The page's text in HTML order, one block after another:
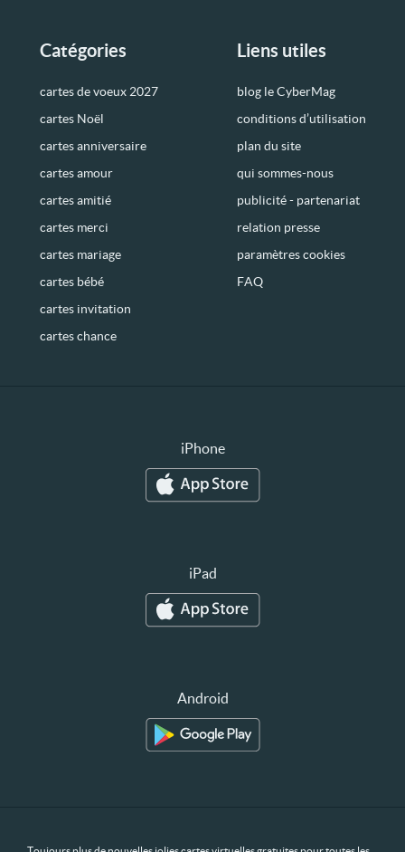
Catégories
cartes de voeux 2027
cartes Noël
cartes anniversaire
cartes amour
cartes amitié
cartes merci
cartes mariage
cartes bébé
cartes invitation
cartes chance
Liens utiles
blog le CyberMag
conditions d’utilisation
plan du site
qui sommes-nous
publicité - partenariat
relation presse
paramètres cookies
FAQ
iPhone
iPad
Android